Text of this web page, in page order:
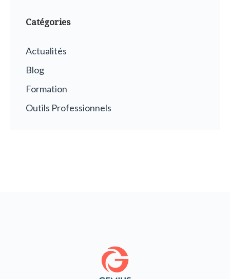
Catégories
Actualités
Blog
Formation
Outils Professionnels